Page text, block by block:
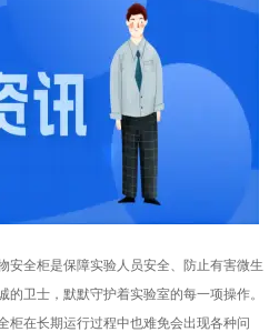
安全柜是保障实验人员安全、防止有害微生
卫士，默默守护着实验室的每一项操作。
柜在长期运行过程中也难免会出现各种问